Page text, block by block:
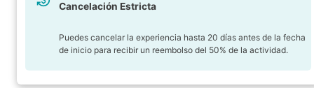
Cancelación Estricta
Puedes cancelar la experiencia hasta 20 días antes de la fecha
de inicio para recibir un reembolso del 50% de la actividad.